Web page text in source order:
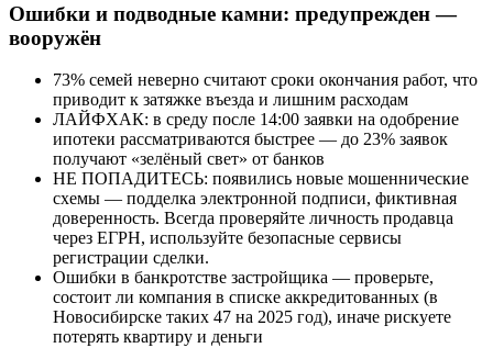
Ошибки и подводные камни: предупрежден —
вооружён
73% семей неверно считают сроки окончания работ, что
приводит к затяжке въезда и лишним расходам
ЛАЙФХАК: в среду после 14:00 заявки на одобрение
ипотеки рассматриваются быстрее — до 23% заявок
получают «зелёный свет» от банков
НЕ ПОПАДИТЕСЬ: появились новые мошеннические
схемы — подделка электронной подписи, фиктивная
доверенность. Всегда проверяйте личность продавца
через ЕГРН, используйте безопасные сервисы
регистрации сделки.
Ошибки в банкротстве застройщика — проверьте,
состоит ли компания в списке аккредитованных (в
Новосибирске таких 47 на 2025 год), иначе рискуете
потерять квартиру и деньги